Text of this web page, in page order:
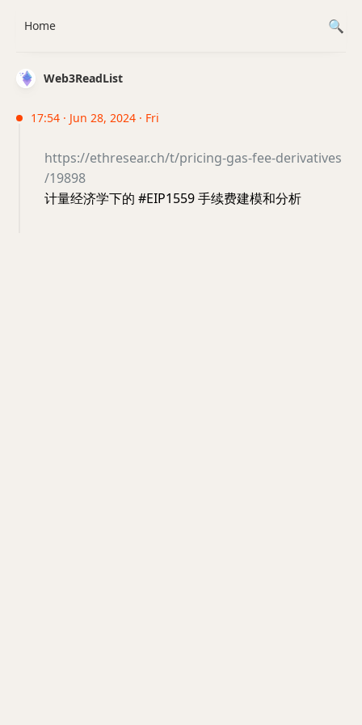
Web3ReadList
17:54 · Jun 28, 2024 · Fri
https://ethresear.ch/t/pricing-gas-fee-derivatives
/19898
计量经济学下的 #EIP1559 手续费建模和分析
Home